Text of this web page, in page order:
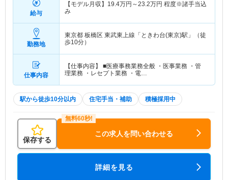
給与
【モデル月収】 19.4万円～23.2万円 程度※諸手当込
み
勤務地
東京都 板橋区 東武東上線「ときわ台(東京)駅」（徒
歩10分）
仕事内容
【仕事内容】 ■医療事務業務全般 ・医事業務 ・管
理業務 ・レセプト業務 ・電…
駅から徒歩10分以内 住宅手当・補助 積極採用中
保存する
この求人を問い合わせる
詳細を見る